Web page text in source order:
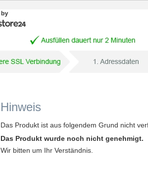
Hinweis
Das Produkt ist aus folgendem Grund nicht
Das Produkt wurde noch nicht genehmigt.
Wir bitten um Ihr Verständnis.